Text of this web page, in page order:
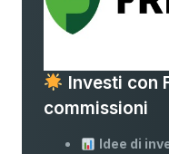
Investi con
commissioni
Idee di